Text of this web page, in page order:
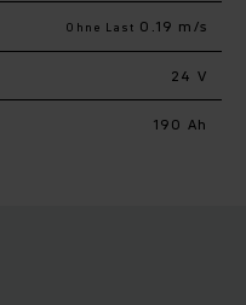
Ohne Last 0.19 m/s
24 V
190 Ah